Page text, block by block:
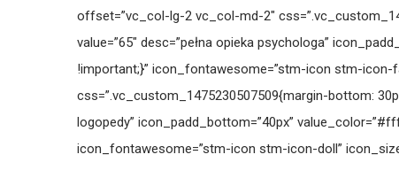
offset=”vc_col-lg-2 vc_col-md-2″
value=”65″ desc=”pełna opieka psychologa”
!important;}” icon_fontawesome=”stm-icon stm-icon-
css=”.vc_custom_1475230507509{margin-bottom:
logopedy” icon_padd_bottom=”40px”
icon_fontawesome=”stm-icon stm-icon-doll”